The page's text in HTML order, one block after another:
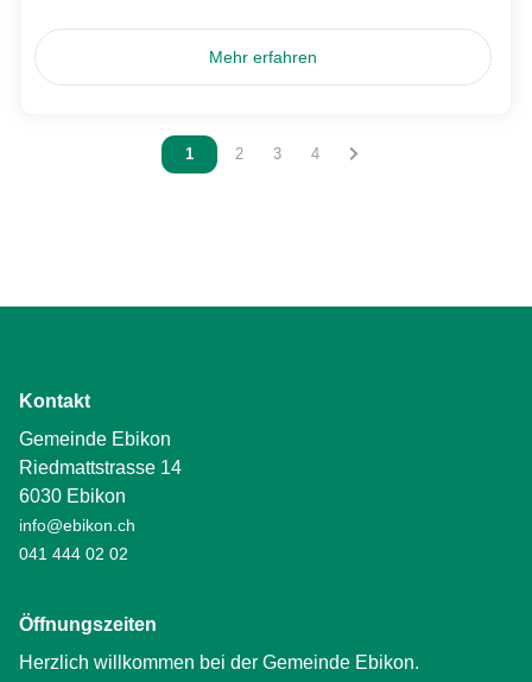
Mehr erfahren
Vous êtes sur la page
1 Vous êtes sur la page
2 Vous êtes sur la page
3 Vous êtes sur la page
4
Kontakt
Gemeinde Ebikon
Riedmattstrasse 14
6030 Ebikon
info@ebikon.ch
041 444 02 02
Öffnungszeiten
Herzlich willkommen bei der Gemeinde Ebikon.